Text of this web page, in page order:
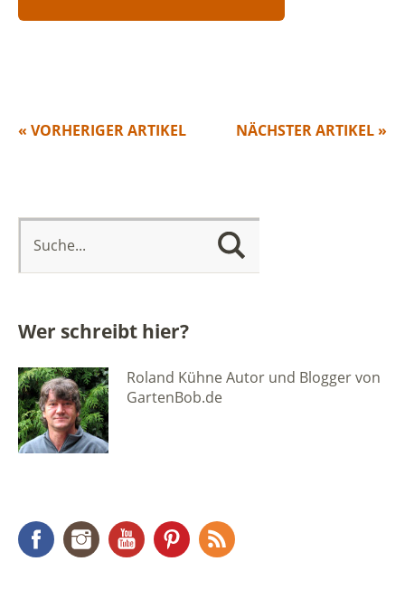
NÄCHSTER ARTIKEL »
« VORHERIGER ARTIKEL
Wer schreibt hier?
Roland Kühne Autor und Blogger von
GartenBob.de
FacebookInstagramYouTubePinterest